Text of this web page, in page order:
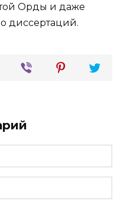
Орды и даже
диссертаций.